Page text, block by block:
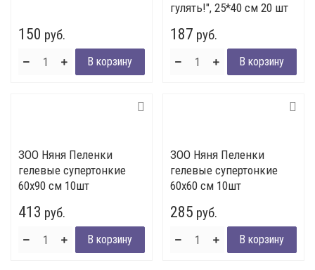
150 руб.
гулять!", 25*40 см 20 шт
187 руб.
ЗОО Няня Пеленки
гелевые супертонкие
60х90 см 10шт
413 руб.
ЗОО Няня Пеленки
гелевые супертонкие
60х60 см 10шт
285 руб.